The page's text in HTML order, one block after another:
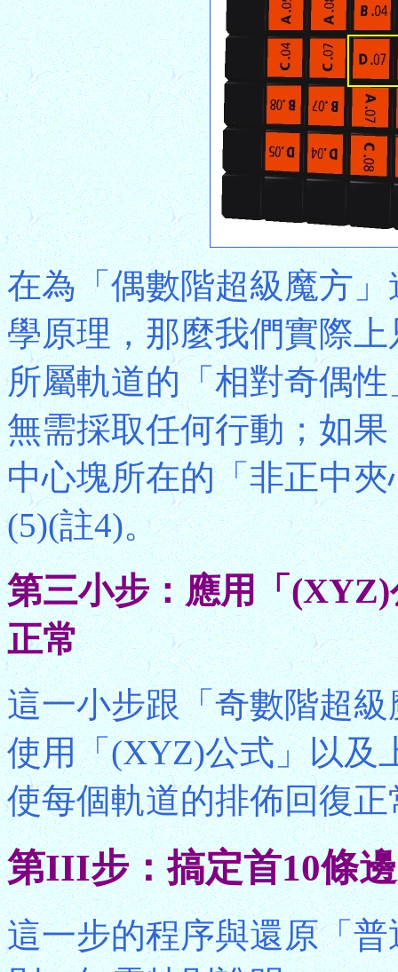
在為「偶數階超級魔方
學原理，那麼我們實際
所屬軌道的「相對奇偶
無需採取任何行動；如
中心塊所在的「非正中
(5)(註4)。
第三小步：應用「
正常
這一小步跟「奇數階超
使用「(XYZ)公式」以及
使每個軌道的排佈回復
第III步：搞定首10條
這一步的程序與還原「